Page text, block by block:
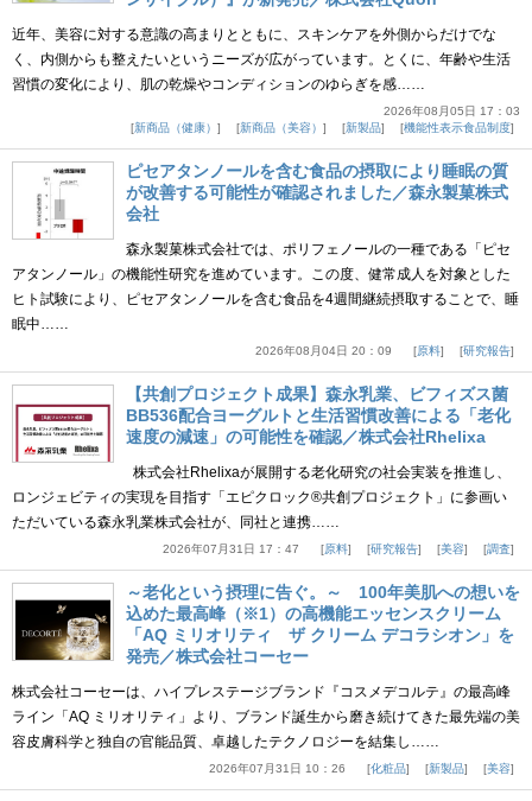
近年、美容に対する意識の高まりとともに、スキンケアを外側からだけでな
く、内側からも整えたいというニーズが広がっています。とくに、年齢や生活
習慣の変化により、肌の乾燥やコンディションのゆらぎを感……
2026年08月05日 17：03
新商品（健康）
新商品（美容） 新製品 機能性表示食品制度
ピセアタンノールを含む食品の摂取により睡眠の質
が改善する可能性が確認されました／森永製菓株式
会社
森永製菓株式会社では、ポリフェノールの一種である「ピセ
アタンノール」の機能性研究を進めています。この度、健常成人を対象とした
ヒト試験により、ピセアタンノールを含む食品を4週間継続摂取することで、睡
眠中……
2026年08月04日 20：09 原料 研究報告
【共創プロジェクト成果】森永乳業、ビフィズス菌
BB536配合ヨーグルトと生活習慣改善による「老化
速度の減速」の可能性を確認／株式会社Rhelixa
株式会社Rhelixaが展開する老化研究の社会実装を推進し、
ロンジェビティの実現を目指す「エピクロック®共創プロジェクト」に参画い
ただいている森永乳業株式会社が、同社と連携……
2026年07月31日 17：47 原料 研究報告 美容 調査
～老化という摂理に告ぐ。～ 100年美肌への想いを
込めた最高峰（※1）の高機能エッセンスクリーム
「AQ ミリオリティ ザ クリーム デコラシオン」を
発売／株式会社コーセー
株式会社コーセーは、ハイプレステージブランド『コスメデコルテ』の最高峰
ライン「AQ ミリオリティ」より、ブランド誕生から磨き続けてきた最先端の美
容皮膚科学と独自の官能品質、卓越したテクノロジーを結集し……
2026年07月31日 10：26 化粧品 新製品 美容